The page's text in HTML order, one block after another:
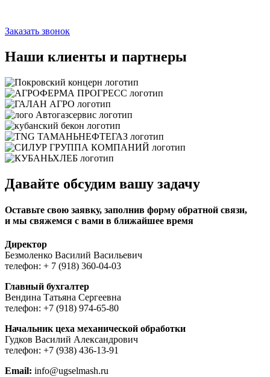
Заказать звонок
Наши клиенты и партнеры
Давайте обсудим вашу задачу
Оставьте свою заявку, заполнив форму обратной связи,
и мы свяжемся с вами в ближайшее время
Директор
Безмоленко Василий Васильевич
телефон: + 7 (918) 360-04-03
Главный бухгалтер
Вендина Татьяна Сергеевна
телефон: +7 (918) 974-65-80
Начальник цеха механической обработки
Гудков Василий Александрович
телефон: +7 (938) 436-13-91
Email: info@ugselmash.ru